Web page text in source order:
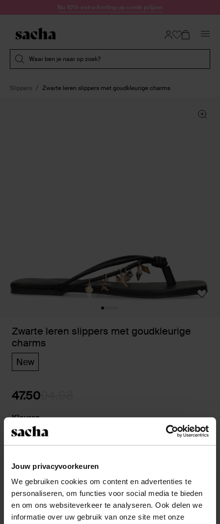
Jouw privacyvoorkeuren
We gebruiken cookies om content en advertenties te
personaliseren, om functies voor social media te bieden
en om ons websiteverkeer te analyseren. Ook delen we
informatie over uw gebruik van onze site met onze
Doorgaan naar artikelNu 10% extra korting op ronde prijzen
Waar ben je naar op zoek?
Slippers Zwarte leren slippers met goudkleurige charms
Zwarte leren slippers met goudkleurige
charms
New
47.50
Kleuren
Kies jouw maat
14 dagen bedenktijd
Snelle levering